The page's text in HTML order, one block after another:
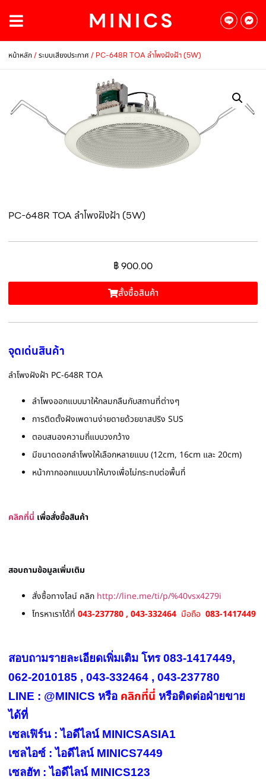
หน้าหลัก/ระบบเสียงประกาศ / PC-648R TOA ลำโพงฝังฝ้า (5W)
PC-648R TOA ลำโพงฝังฝ้า (5W)
฿900.00
สั้งซื้อสินค้า
จุดเด่นสินค้า
ลำโพงฝังฝ้า PC-648R TOA
ลำโพงออกแบบมาให้กลมกลืนกับสถานที่ต่างๆ
การติดตั้งฝังเพดานง่ายดายด้วยขาสปริง SUS
ตอบสนองความถี่แบบวงกว้าง
มีขนาดดอกลำโพงให้เลือกหลายแบบ (12cm, 16cm และ 20cm)
หน้ากากออกแบบมาให้บางเพื่อไม่กระทบต่อพื้นที่
คลิกที่นี่ เพื่อสั่งซื้อสินค้า
สอบถามข้อมูลเพิ่มเติม
สั่งซื้อทางไลน์ คลิก http://line.me/ti/p/%40vsx4279i
โทรหาเราได้ที่ 043-237780 , 043-332464 มือถือ 083-1417449
สอบถามรายละเอียดเพิ่มเติม โทร 083-1417449,
062-2010185 , 043-332464 , 043-237780
LINE : @MINICS หรือ คลิกที่นี่ หรือติดต่อฝ่ายขาย
ได้ที่
เซลเฟิร์น : ไอดีไลน์ MINICSASIA1
เซลไอซ์ : ไอดีไลน์ MINICS7449
เซลฮัท : ไอดีไลน์ MINICS123